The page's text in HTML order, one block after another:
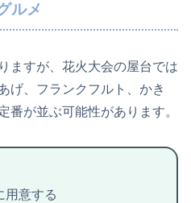
ルメ
ますが、花火大会の屋台では
げ、フランクフルト、かき
番が並ぶ可能性があります。
用意する